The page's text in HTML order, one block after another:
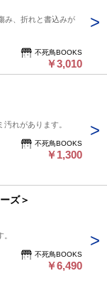
み、折れと書込みが
不死鳥BOOKS
￥3,010
れがあります。
不死鳥BOOKS
￥1,300
ズ＞
不死鳥BOOKS
￥6,490